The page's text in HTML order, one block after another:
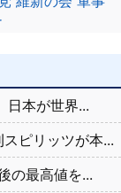
日本が世界...
スピリッツが本...
の最高値を...